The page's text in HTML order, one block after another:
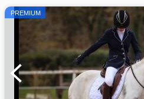
PREMIUM